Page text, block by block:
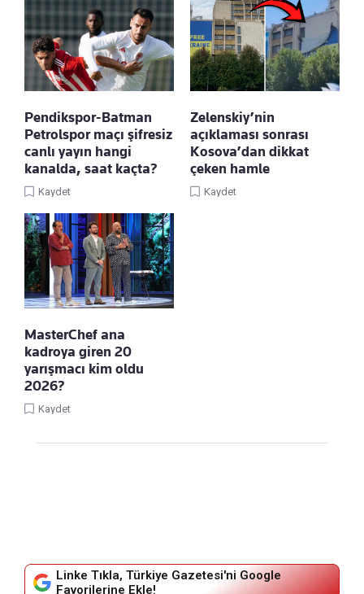
Pendikspor-Batman
Petrolspor maçı şifresiz
canlı yayın hangi
kanalda, saat kaçta?
Kaydet
Zelenskiy’nin
açıklaması sonrası
Kosova’dan dikkat
çeken hamle
Kaydet
MasterChef ana
kadroya giren 20
yarışmacı kim oldu
2026?
Kaydet
Linke Tıkla, Türkiye Gazetesi'ni Google
Favorilerine Ekle!